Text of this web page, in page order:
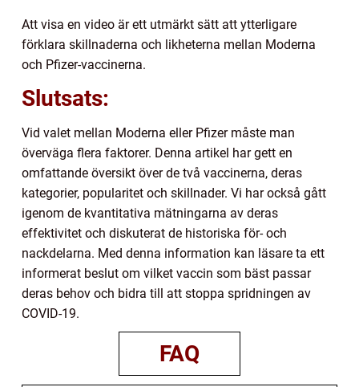
Att visa en video är ett utmärkt sätt att ytterligare
förklara skillnaderna och likheterna mellan Moderna
och Pfizer-vaccinerna.
Slutsats:
Vid valet mellan Moderna eller Pfizer måste man
överväga flera faktorer. Denna artikel har gett en
omfattande översikt över de två vaccinerna, deras
kategorier, popularitet och skillnader. Vi har också gått
igenom de kvantitativa mätningarna av deras
effektivitet och diskuterat de historiska för- och
nackdelarna. Med denna information kan läsare ta ett
informerat beslut om vilket vaccin som bäst passar
deras behov och bidra till att stoppa spridningen av
COVID-19.
FAQ